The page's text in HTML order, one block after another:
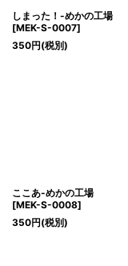
しまった！-めかの工場
[MEK-S-0007]
350円(税別)
ここあ-めかの工場
[MEK-S-0008]
350円(税別)